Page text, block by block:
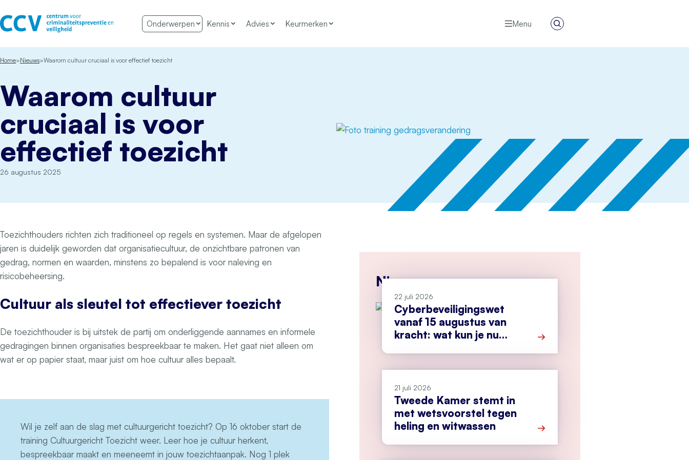
Onderwerpen Kennis Advies Keurmerken Menu
Zoeken
Home Nieuws Waarom cultuur cruciaal is voor effectief toezicht
Waarom cultuur
cruciaal is voor
effectief toezicht
26 augustus 2025
Toezichthouders richten zich traditioneel op regels en systemen. Maar de afgelopen
jaren is duidelijk geworden dat organisatiecultuur, de onzichtbare patronen van
gedrag, normen en waarden, minstens zo bepalend is voor naleving en
risicobeheersing.
Cultuur als sleutel tot effectiever toezicht
De toezichthouder is bij uitstek de partij om onderliggende aannames en informele
gedragingen binnen organisaties bespreekbaar te maken. Het gaat niet alleen om
wat er op papier staat, maar juist om hoe cultuur alles bepaalt.
Wil je zelf aan de slag met cultuurgericht toezicht? Op 16 oktober start de
training Cultuurgericht Toezicht weer. Leer hoe je cultuur herkent,
bespreekbaar maakt en meeneemt in jouw toezichtaanpak. Nog 1 plek
Nieuws
22 juli 2026
Cyberbeveiligingswet
vanaf 15 augustus van
kracht: wat kun je nu
21 juli 2026
Tweede Kamer stemt in
met wetsvoorstel tegen
heling en witwassen